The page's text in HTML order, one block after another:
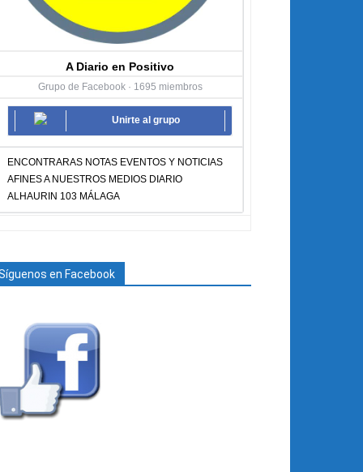
A Diario en Positivo
Grupo de Facebook · 1695 miembros
Unirte al grupo
ENCONTRARAS NOTAS EVENTOS Y NOTICIAS
AFINES A NUESTROS MEDIOS DIARIO
ALHAURIN 103 MÁLAGA
en Facebook